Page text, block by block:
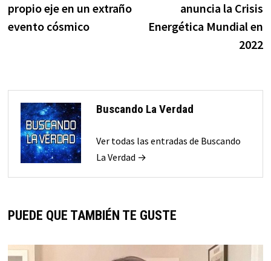
entradas
propio eje en un extraño
evento cósmico
anuncia la Crisis
Energética Mundial en
2022
Buscando La Verdad
Ver todas las entradas de Buscando
La Verdad →
PUEDE QUE TAMBIÉN TE GUSTE